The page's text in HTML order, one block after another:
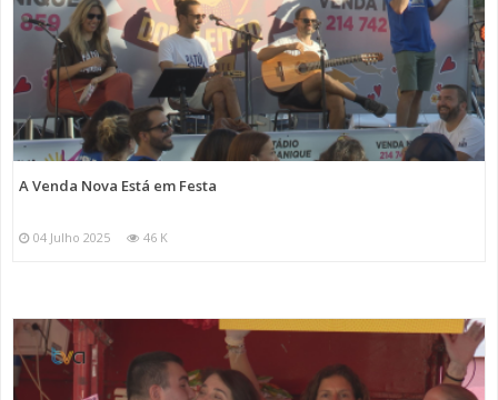
A Venda Nova Está em Festa
04 Julho 2025 46 K